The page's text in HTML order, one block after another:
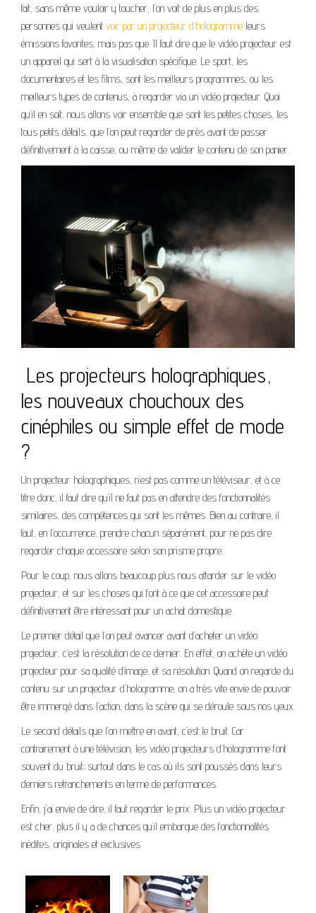
fait, sans même vouloir y toucher, l’on voit de plus en plus des
personnes qui veulent voir par un projecteur d’hologramme leurs
émissions favorites, mais pas que. Il faut dire que le vidéo projecteur est
un appareil qui sert à la visualisation spécifique. Le sport, les
documentaires et les films, sont les meilleurs programmes, ou les
meilleurs types de contenus, à regarder via un vidéo projecteur. Quoi
qu’il en soit, nous allons voir ensemble que sont les petites choses, les
tous petits détails, que l’on peut regarder de près avant de passer
définitivement à la caisse, ou même de valider le contenu de son panier.
Les projecteurs holographiques,
les nouveaux chouchoux des
cinéphiles ou simple effet de mode
?
Un projecteur holographiques, n’est pas comme un téléviseur, et à ce
titre donc, il faut dire qu’il ne faut pas en attendre des fonctionnalités
similaires, des compétences qui sont les mêmes. Bien au contraire, il
faut, en l’occurrence, prendre chacun séparément, pour ne pas dire
regarder chaque accessoire selon son prisme propre.
Pour le coup, nous allons beaucoup plus nous attarder sur le vidéo
projecteur, et sur les choses qui font à ce que cet accessoire peut
définitivement être intéressant pour un achat domestique.
Le premier détail que l’on peut avancer avant d’acheter un vidéo
projecteur, c’est la résolution de ce dernier. En effet, on achète un vidéo
projecteur pour sa qualité d’image, et sa résolution. Quand on regarde du
contenu sur un projecteur d’hologramme, on a très vite envie de pouvoir
être immergé dans l’action, dans la scène qui se déroule sous nos yeux.
Le second détails que l’on mettre en avant, c’est le bruit. Car
contrairement à une télévision, les vidéo projecteurs d’hologramme font
souvent du bruit; surtout dans le cas où ils sont poussés dans leurs
derniers retranchements en terme de performances.
Enfin, j’ai envie de dire, il faut regarder le prix. Plus un vidéo projecteur
est cher, plus il y a de chances qu’il embarque des fonctionnalités
inédites, originales et exclusives.